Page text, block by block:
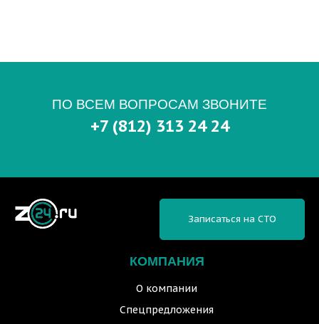
ПО ВСЕМ ВОПРОСАМ ЗВОНИТЕ
+7 (812) 313 24 24
КОМПАНИЯ
О компании
Спецпредложения
Записаться на СТО